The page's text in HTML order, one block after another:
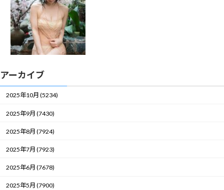
アーカイブ
2025年10月 (5234)
2025年9月 (7430)
2025年8月 (7924)
2025年7月 (7923)
2025年6月 (7678)
2025年5月 (7900)